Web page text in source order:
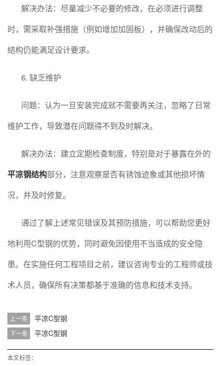
解决办法：尽量减少不必要的修改，在必须进行调整
时，需采取补强措施（例如增加加固板），并确保改动后的
结构仍能满足设计要求。
6. 缺乏维护
问题：认为一旦安装完成就不需要再关注，忽略了日常
维护工作，导致潜在问题得不到及时解决。
解决办法：建立定期检查制度，特别是对于暴露在外的
平凉钢结构部分，注意观察是否有锈蚀迹象或其他损坏情
况，并及时修复。
通过了解上述常见错误及其预防措施，可以帮助您更好
地利用C型钢的优势，同时避免因使用不当造成的安全隐
患。在实施任何工程项目之前，建议咨询专业的工程师或技
术人员，确保所有决策都基于准确的信息和技术支持。
上一条 平凉C型钢
下一条 平凉C型钢
本文标签：